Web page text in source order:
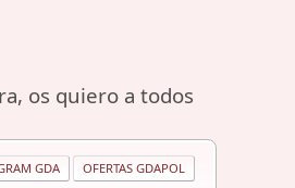
os quiero a todos
GDA OFERTAS GDAPOL